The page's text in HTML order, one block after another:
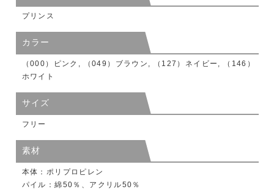
プリンス
カラー
（000）ピンク, （049）ブラウン, （127）ネイビー, （146）
ホワイト
サイズ
フリー
素材
本体：ポリプロピレン
パイル：綿50％、アクリル50％